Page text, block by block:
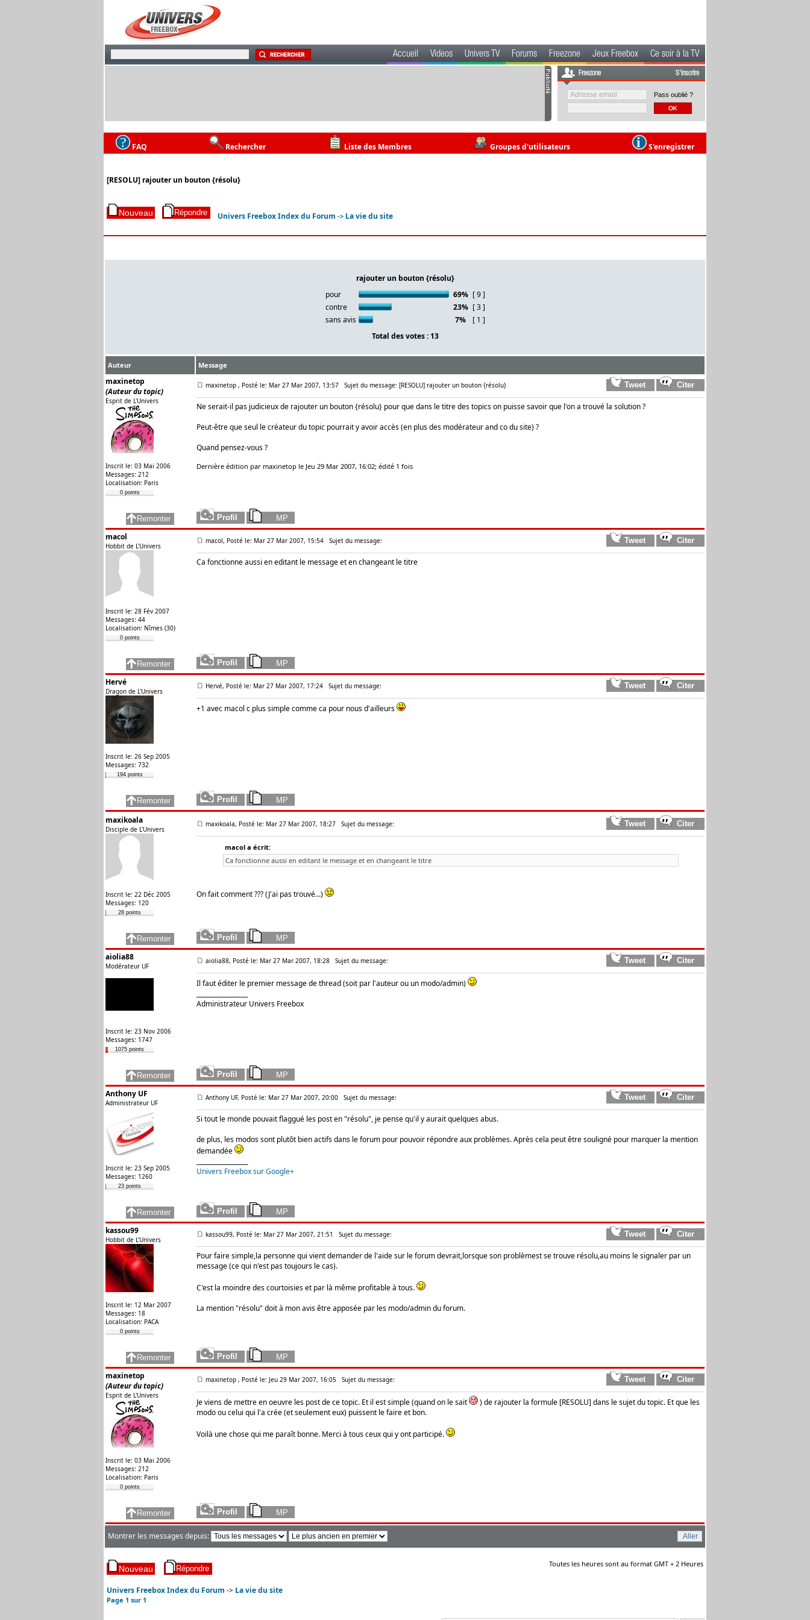
Accueil Videos Univers TV Forums Freezone Jeux Freebox Ce soir à la TV
Freezone S'inscrire
Pass oublié ?
FAQ Rechercher Liste des Membres Groupes d'utilisateurs S'enregistrer
[RESOLU] rajouter un bouton {résolu}
Univers Freebox Index du Forum -> La vie du site
rajouter un bouton {résolu}
pour
69% [ 9 ]
contre
23% [ 3 ]
sans avis
7%
[ 1 ]
Total des votes : 13
Auteur Message
maxinetop
(Auteur du topic)
Esprit de L'Univers
Inscrit le: 03 Mai 2006
Messages: 212
Localisation: Paris
0 points
maxinetop , Posté le: Mar 27 Mar 2007, 13:57 Sujet du message: [RESOLU] rajouter un bouton {résolu}
Ne serait-il pas judicieux de rajouter un bouton {résolu} pour que dans le titre des topics on puisse savoir que l'on a trouvé la solution ?
Peut-être que seul le créateur du topic pourrait y avoir accès (en plus des modérateur and co du site) ?
Quand pensez-vous ?
Dernière édition par maxinetop le Jeu 29 Mar 2007, 16:02; édité 1 fois
macol
Hobbit de L'Univers
Inscrit le: 28 Fév 2007
Messages: 44
Localisation: Nîmes (30)
0 points
macol, Posté le: Mar 27 Mar 2007, 15:54 Sujet du message:
Ca fonctionne aussi en editant le message et en changeant le titre
Hervé
Dragon de L'Univers
Inscrit le: 26 Sep 2005
Messages: 732
194 points
Hervé, Posté le: Mar 27 Mar 2007, 17:24 Sujet du message:
+1 avec macol c plus simple comme ca pour nous d'ailleurs
maxikoala
Disciple de L'Univers
Inscrit le: 22 Déc 2005
Messages: 120
28 points
maxikoala, Posté le: Mar 27 Mar 2007, 18:27 Sujet du message:
macol a écrit:
Ca fonctionne aussi en editant le message et en changeant le titre
On fait comment ??? (J'ai pas trouvé...)
aiolia88
Modérateur UF
Inscrit le: 23 Nov 2006
Messages: 1747
1075 points
aiolia88, Posté le: Mar 27 Mar 2007, 18:28 Sujet du message:
Il faut éditer le premier message de thread (soit par l'auteur ou un modo/admin)
Administrateur Univers Freebox
Anthony UF
Administrateur UF
Inscrit le: 23 Sep 2005
Messages: 1260
23 points
Anthony UF, Posté le: Mar 27 Mar 2007, 20:00 Sujet du message:
Si tout le monde pouvait flaggué les post en "résolu", je pense qu'il y aurait quelques abus.
de plus, les modos sont plutôt bien actifs dans le forum pour pouvoir répondre aux problèmes. Après cela peut être souligné pour marquer la mention
demandée
Univers Freebox sur Google+
kassou99
Hobbit de L'Univers
Inscrit le: 12 Mar 2007
Messages: 18
Localisation: PACA
0 points
kassou99, Posté le: Mar 27 Mar 2007, 21:51 Sujet du message:
Pour faire simple,la personne qui vient demander de l'aide sur le forum devrait,lorsque son problèmest se trouve résolu,au moins le signaler par un
message (ce qui n'est pas toujours le cas).
C'est la moindre des courtoisies et par là même profitable à tous.
La mention "résolu" doit à mon avis être apposée par les modo/admin du forum.
maxinetop
(Auteur du topic)
Esprit de L'Univers
Inscrit le: 03 Mai 2006
Messages: 212
Localisation: Paris
0 points
maxinetop , Posté le: Jeu 29 Mar 2007, 16:05 Sujet du message:
Je viens de mettre en oeuvre les post de ce topic. Et il est simple (quand on le sait
) de rajouter la formule [RESOLU] dans le sujet du topic. Et que les
modo ou celui qui l'a crée (et seulement eux) puissent le faire et bon.
Voilà une chose qui me paraît bonne. Merci à tous ceux qui y ont participé.
Montrer les messages depuis:
Univers Freebox Index du Forum -> La vie du site
Page 1 sur 1
Toutes les heures sont au format GMT + 2 Heures